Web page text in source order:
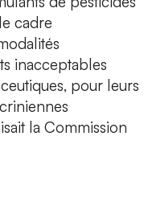
cadre
inacceptables
pour leurs
la Commission